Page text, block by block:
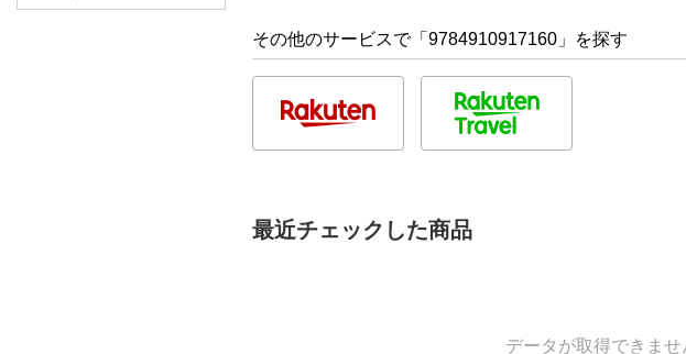
その他のサービスで「9784910917160」を探す
最近チェックした商品
データが取得できま